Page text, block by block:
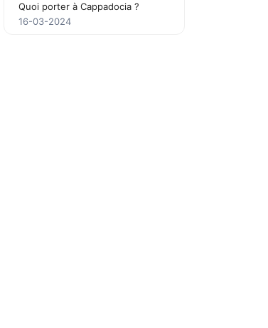
Quoi porter à Cappadocia ?
16-03-2024